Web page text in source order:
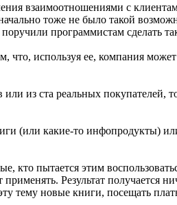
взаимоотношениями с
тоже не было такой
программистам сделать
что, используя ее, компания
из ста реальных покупателей,
(или какие-то инфопродукты)
пытается этим
Результат
тему новые книги, посещать